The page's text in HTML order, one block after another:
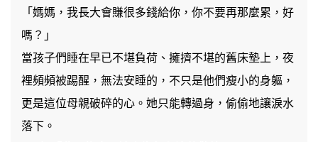
「媽媽，我長大會賺很多錢給你，你不要再那麼累，好
嗎？」
當孩子們睡在早已不堪負荷、擁擠不堪的舊床墊上，夜
裡頻頻被踢醒，無法安睡的，不只是他們瘦小的身軀，
更是這位母親破碎的心。她只能轉過身，偷偷地讓淚水
落下。